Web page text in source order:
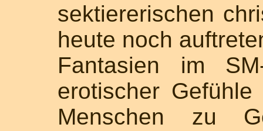
sektiererischen
heute noch
Fantasien im
erotischer
Menschen zu